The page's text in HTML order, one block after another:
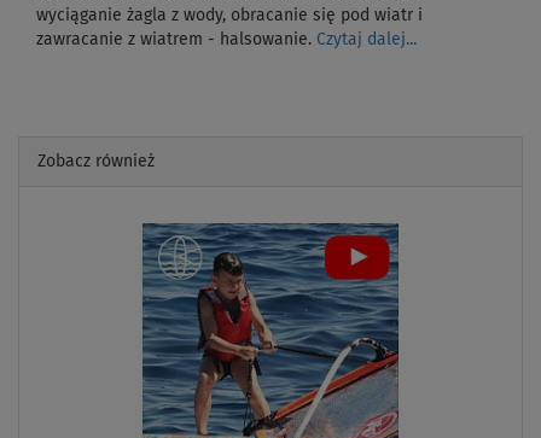
wyciąganie żagla z wody, obracanie się pod wiatr i
zawracanie z wiatrem - halsowanie. Czytaj dalej...
Zobacz również
Previous